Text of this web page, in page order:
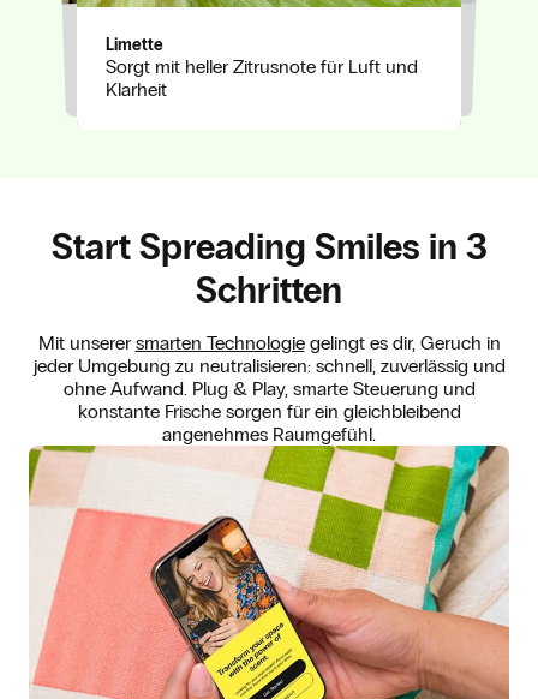
Grün und natürlich, für ruhige
Ausgeglichenheit
Limette
Sorgt mit heller Zitrusnote für Luft und
Klarheit
Moschus
Weich und erdend, bringt subtile innere
Ruhe
Start Spreading Smiles in 3
Schritten
Mit unserersmarten Technologiegelingt es dir, Geruch in
jeder Umgebung zu neutralisieren: schnell, zuverlässig und
ohne Aufwand. Plug & Play, smarte Steuerung und
konstante Frische sorgen für ein gleichbleibend
angenehmes Raumgefühl.